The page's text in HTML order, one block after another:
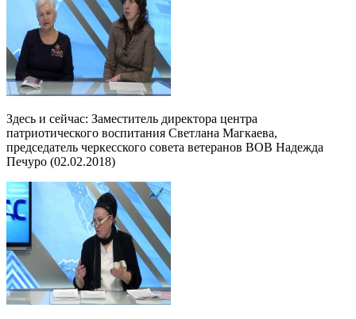
Здесь и сейчас: Заместитель директора центра
патриотического воспитания Светлана Магкаева,
председатель черкесского совета ветеранов ВОВ Надежда
Печуро (02.02.2018)